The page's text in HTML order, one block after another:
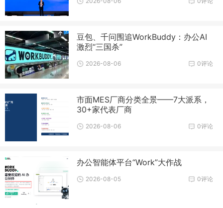
豆包、千问围追WorkBuddy：办公AI
激烈“三国杀”
0评论
2026-08-06
市面MES厂商分类全景——7大派系，
30+家代表厂商
0评论
2026-08-06
办公智能体平台“Work”大作战
0评论
2026-08-05